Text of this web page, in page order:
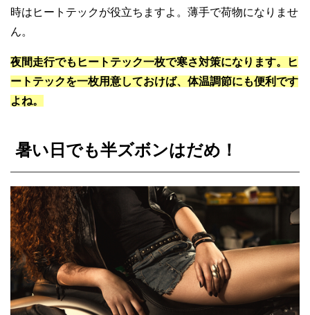
時はヒートテックが役立ちますよ。薄手で荷物になりませ
ん。
夜間走行でもヒートテック一枚で寒さ対策になります。ヒ
ートテックを一枚用意しておけば、体温調節にも便利です
よね。
暑い日でも半ズボンはだめ！